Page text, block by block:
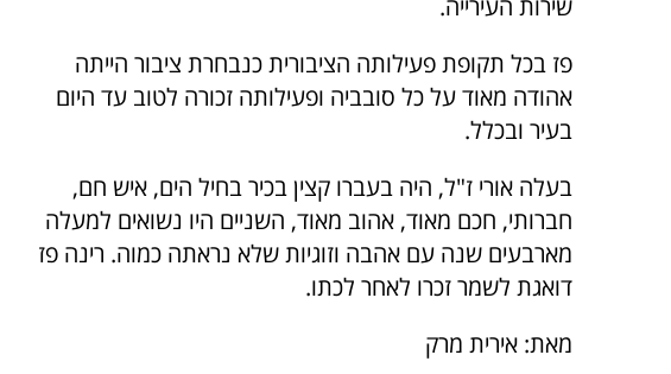
פז בכל תקופת פעילותה הציבורית כנבחרת ציבור הייתה
אהודה מאוד על כל סובביה ופעילותה זכורה לטוב עד היום
בעיר ובכלל.
בעלה אורי ז"ל, היה בעברו קצין בכיר בחיל הים, איש חם,
חברותי, חכם מאוד, אהוב מאוד, השניים היו נשואים למעלה
מארבעים שנה עם אהבה וזוגיות שלא נראתה כמוה. רינה פז
דואגת לשמר זכרו לאחר לכתו.
מאת: אירית מרק